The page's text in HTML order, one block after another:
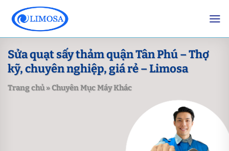
content
Sửa quạt sấy thảm quận Tân Phú – Thợ
kỹ, chuyên nghiệp, giá rẻ – Limosa
Trang chủ»Chuyên Mục Máy Khác